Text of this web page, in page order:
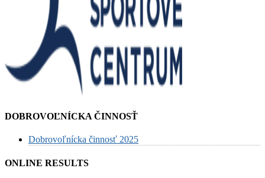
DOBROVOĽNÍCKA ČINNOSŤ
Dobrovoľnícka činnosť 2025
ONLINE RESULTS